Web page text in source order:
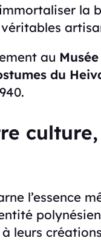
la
au
du
l’essence
leurs